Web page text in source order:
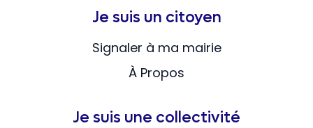
Je suis un citoyen
Signaler à ma mairie
À Propos
Je suis une collectivité